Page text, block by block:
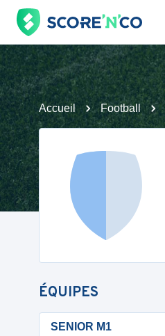
Accueil Football
ÉQUIPES
SENIOR M1